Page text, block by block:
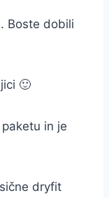
Boste dobili
🙂
in je
dryfit